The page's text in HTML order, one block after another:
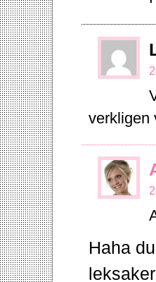
verkligen
Haha